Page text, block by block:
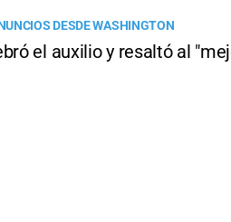
DESDE WASHINGTON
el auxilio y resaltó al